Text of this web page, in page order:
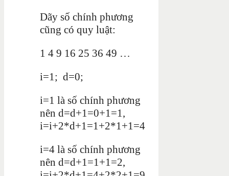
Dãy số chính phương
cũng có quy luật:
1 4 9 16 25 36 49 …
i=1; d=0;
i=1 là số chính phương
nên d=d+1=0+1=1,
i=i+2*d+1=1+2*1+1=4
i=4 là số chính phương
nên d=d+1=1+1=2,